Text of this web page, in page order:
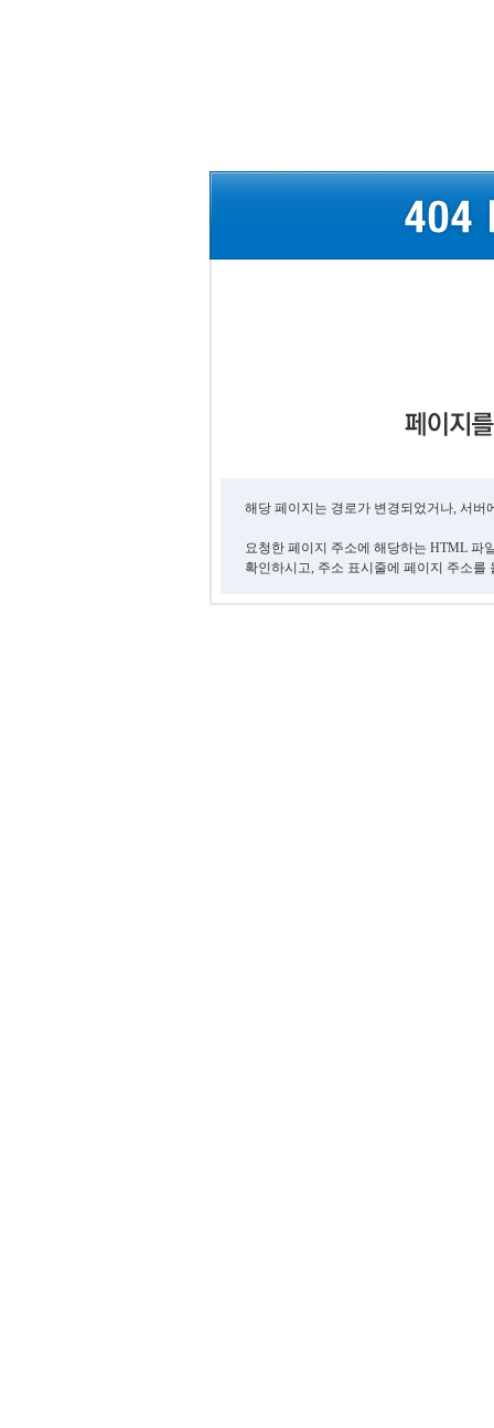
해당 페이지는 경로가 변경되었거나, 서
요청한 페이지 주소에 해당하는 HTML 파
확인하시고, 주소 표시줄에 페이지 주소